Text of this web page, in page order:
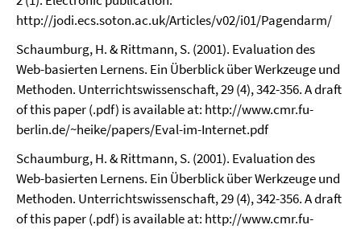
http://jodi.ecs.soton.ac.uk/Articles/v02/i01/Pagendarm/
Schaumburg, H. & Rittmann, S. (2001). Evaluation des
Web-basierten Lernens. Ein Überblick über Werkzeuge und
Methoden. Unterrichtswissenschaft, 29 (4), 342-356. A draft
of this paper (.pdf) is available at: http://www.cmr.fu-
berlin.de/~heike/papers/Eval-im-Internet.pdf
Schaumburg, H. & Rittmann, S. (2001). Evaluation des
Web-basierten Lernens. Ein Überblick über Werkzeuge und
Methoden. Unterrichtswissenschaft, 29 (4), 342-356. A draft
of this paper (.pdf) is available at: http://www.cmr.fu-